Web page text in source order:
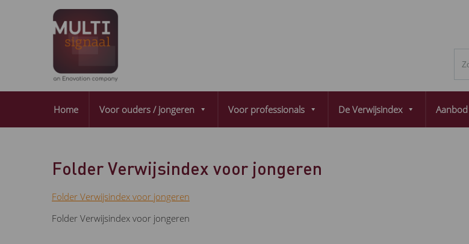
Home Voor ouders / jongeren Voor professionals De Verwijsindex Aanbod
Folder Verwijsindex voor jongeren
Folder Verwijsindex voor jongeren
Folder Verwijsindex voor jongeren